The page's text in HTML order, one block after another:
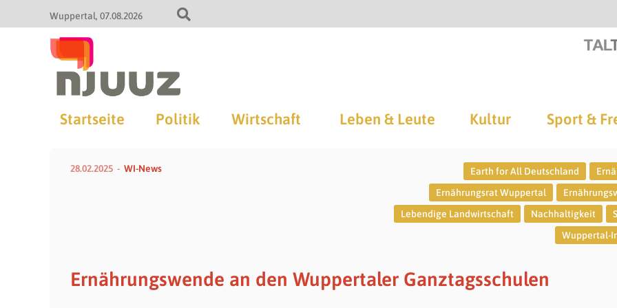
Wuppertal 07.08.2026
Startseite Politik Wirtschaft Leben & Leute Kultur Sport &
28.02.2025 WI-News Earth for All Deutschland
Ernährungsrat Wuppertal
Lebendige Landwirtschaft
Nachhaltigkeit
Wuppertal-
Ernährungswende an den Wuppertaler Ganztagsschulen